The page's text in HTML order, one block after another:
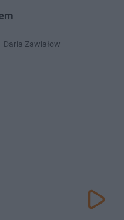
Daria Zawiałow